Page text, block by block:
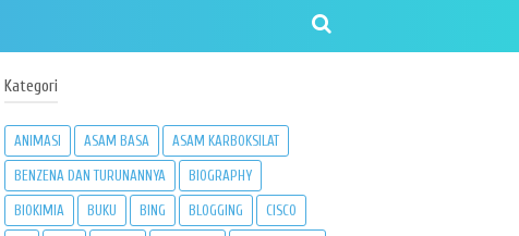
Kategori
ANIMASI ASAM BASA ASAM KARBOKSILAT
BENZENA DAN TURUNANNYA BIOGRAPHY
BIOKIMIA BUKU BING BLOGGING CISCO